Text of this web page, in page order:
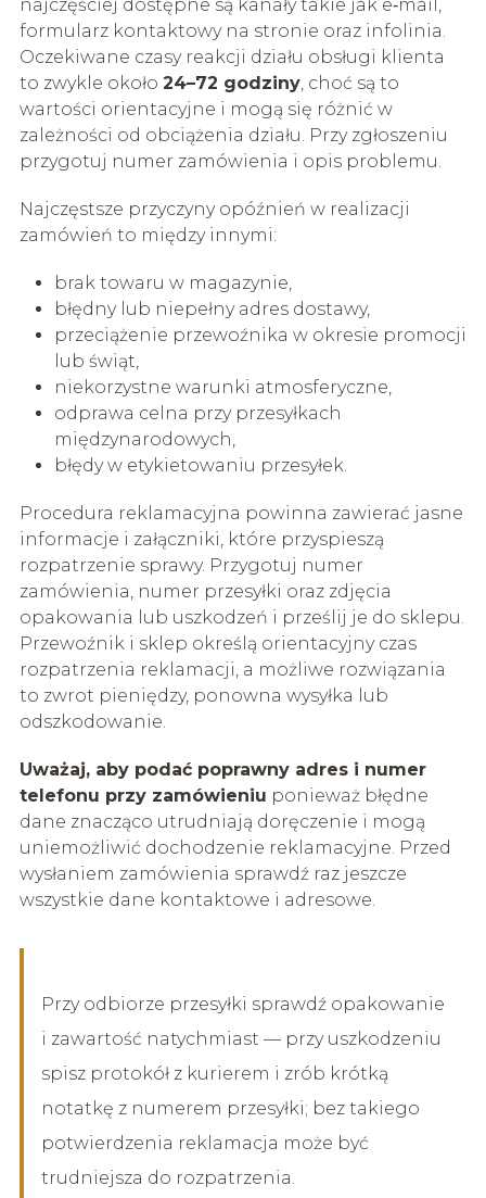
najczęściej dostępne są kanały takie jak e‑mail,
formularz kontaktowy na stronie oraz infolinia.
Oczekiwane czasy reakcji działu obsługi klienta
to zwykle około 24–72 godziny, choć są to
wartości orientacyjne i mogą się różnić w
zależności od obciążenia działu. Przy zgłoszeniu
przygotuj numer zamówienia i opis problemu.
Najczęstsze przyczyny opóźnień w realizacji
zamówień to między innymi:
brak towaru w magazynie,
błędny lub niepełny adres dostawy,
przeciążenie przewoźnika w okresie promocji
lub świąt,
niekorzystne warunki atmosferyczne,
odprawa celna przy przesyłkach
międzynarodowych,
błędy w etykietowaniu przesyłek.
Procedura reklamacyjna powinna zawierać jasne
informacje i załączniki, które przyspieszą
rozpatrzenie sprawy. Przygotuj numer
zamówienia, numer przesyłki oraz zdjęcia
opakowania lub uszkodzeń i prześlij je do sklepu.
Przewoźnik i sklep określą orientacyjny czas
rozpatrzenia reklamacji, a możliwe rozwiązania
to zwrot pieniędzy, ponowna wysyłka lub
odszkodowanie.
Uważaj, aby podać poprawny adres i numer
telefonu przy zamówieniu ponieważ błędne
dane znacząco utrudniają doręczenie i mogą
uniemożliwić dochodzenie reklamacyjne. Przed
wysłaniem zamówienia sprawdź raz jeszcze
wszystkie dane kontaktowe i adresowe.
Przy odbiorze przesyłki sprawdź opakowanie
i zawartość natychmiast — przy uszkodzeniu
spisz protokół z kurierem i zrób krótką
notatkę z numerem przesyłki; bez takiego
potwierdzenia reklamacja może być
trudniejsza do rozpatrzenia.